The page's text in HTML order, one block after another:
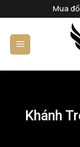
qua
nội
dung
Mua
Khánh